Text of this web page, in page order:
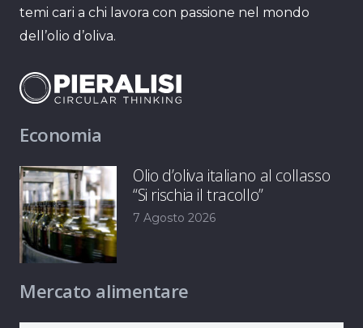
temi cari a chi lavora con passione nel mondo
dell’olio d’oliva.
Economia
Olio d’oliva italiano al collasso
“Si rischia il tracollo”
7 Agosto 2026
Mercato alimentare